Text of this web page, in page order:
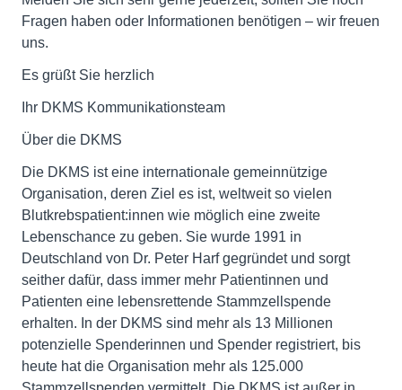
Fragen haben oder Informationen benötigen – wir freuen
uns.
Es grüßt Sie herzlich
Ihr DKMS Kommunikationsteam
Über die DKMS
Die DKMS ist eine internationale gemeinnützige
Organisation, deren Ziel es ist, weltweit so vielen
Blutkrebspatient:innen wie möglich eine zweite
Lebenschance zu geben. Sie wurde 1991 in
Deutschland von Dr. Peter Harf gegründet und sorgt
seither dafür, dass immer mehr Patientinnen und
Patienten eine lebensrettende Stammzellspende
erhalten. In der DKMS sind mehr als 13 Millionen
potenzielle Spenderinnen und Spender registriert, bis
heute hat die Organisation mehr als 125.000